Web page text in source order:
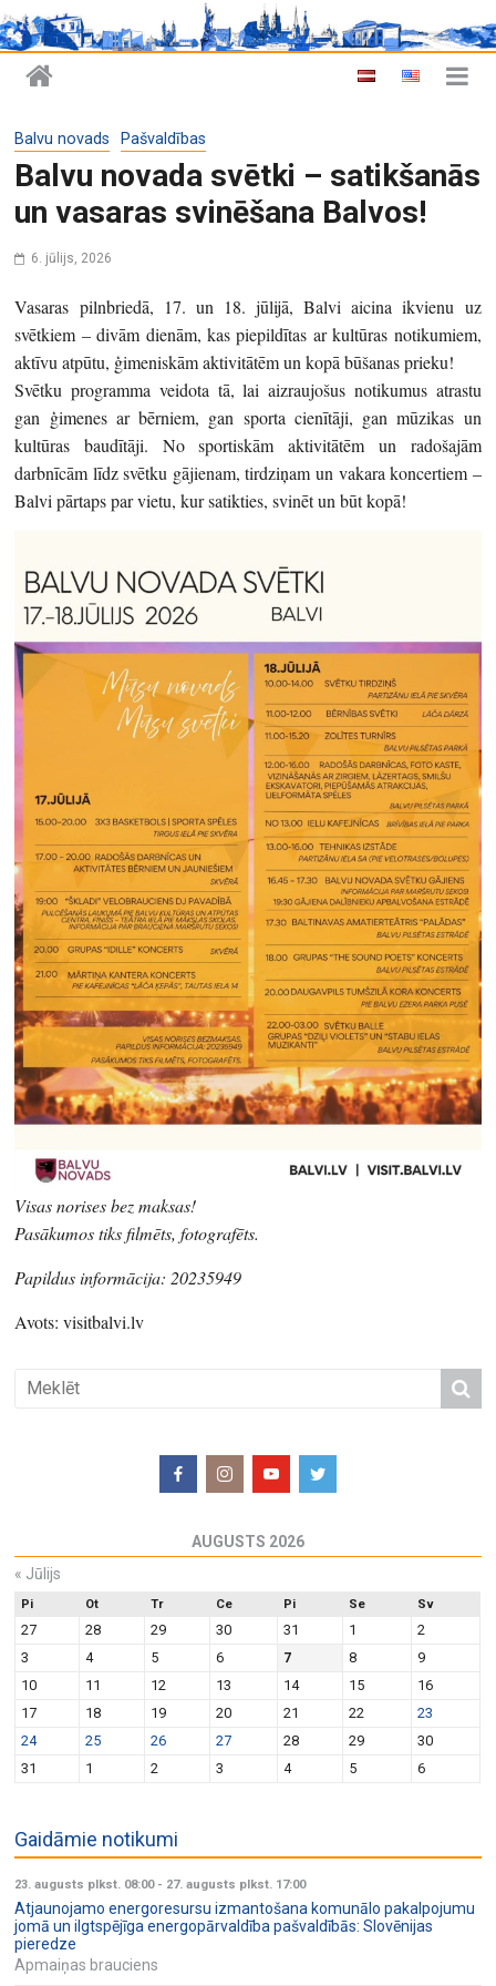
Balvu novads Pašvaldības
Balvu novada svētki – satikšanās
un vasaras svinēšana Balvos!
6. jūlijs, 2026
Vasaras pilnbriedā, 17. un 18. jūlijā, Balvi aicina ikvienu uz
svētkiem – divām dienām, kas piepildītas ar kultūras notikumiem,
aktīvu atpūtu, ģimeniskām aktivitātēm un kopā būšanas prieku!
Svētku programma veidota tā, lai aizraujošus notikumus atrastu
gan ģimenes ar bērniem, gan sporta cienītāji, gan mūzikas un
kultūras baudītāji. No sportiskām aktivitātēm un radošajām
darbnīcām līdz svētku gājienam, tirdziņam un vakara koncertiem –
Balvi pārtaps par vietu, kur satikties, svinēt un būt kopā!
Visas norises bez maksas!
Pasākumos tiks filmēts, fotografēts.
Papildus informācija: 20235949
Avots: visitbalvi.lv
AUGUSTS 2026
« Jūlijs
Pi Ot Tr Ce Pi Se Sv
27 28 29 30 31 1
2
3
4 5 6 7 8
9
10
11 12 13 14 15
16
17
18 19 20 21 22
23
24
25 26 27 28 29
30
31
1 2 3 4 5 6
Gaidāmie notikumi
23. augusts plkst. 08:00- 27. augusts plkst. 17:00
Atjaunojamo energoresursu izmantošana komunālo pakalpojumu
jomā un ilgtspējīga energopārvaldība pašvaldībās: Slovēnijas
pieredze
Apmaiņas brauciens